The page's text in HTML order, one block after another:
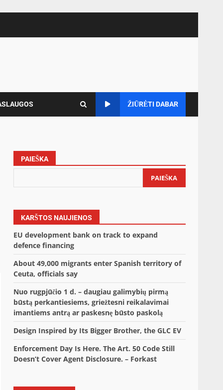
ŽIŪRĖTI DABAR
PAIEŠKA
PAIEŠKA
KARŠTOS NAUJIENOS
EU development bank on track to expand
defence financing
About 49,000 migrants enter Spanish territory of
Ceuta, officials say
Nuo rugpjūčio 1 d. – daugiau galimybių pirmą
būstą perkantiesiems, griežtesni reikalavimai
imantiems antrą ar paskesnę būsto paskolą
Design Inspired by Its Bigger Brother, the GLC EV
Enforcement Day Is Here. The Art. 50 Code Still
Doesn’t Cover Agent Disclosure. – Forkast